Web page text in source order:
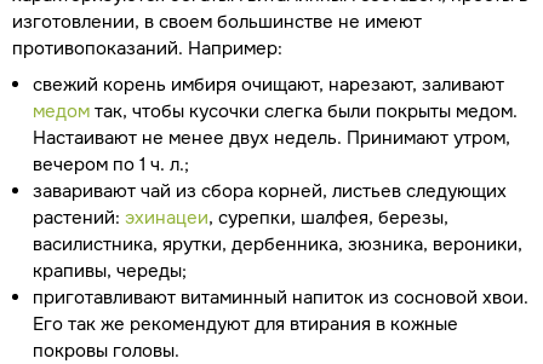
изготовлении, в своем большинстве не имеют
противопоказаний. Например:
свежий корень имбиря очищают, нарезают, заливают
медом так, чтобы кусочки слегка были покрыты медом.
Настаивают не менее двух недель. Принимают утром,
вечером по 1 ч. л.;
заваривают чай из сбора корней, листьев следующих
растений:эхинацеи, сурепки, шалфея, березы,
василистника, ярутки, дербенника, зюзника, вероники,
крапивы, череды;
приготавливают витаминный напиток из сосновой хвои.
Его так же рекомендуют для втирания в кожные
покровы головы.